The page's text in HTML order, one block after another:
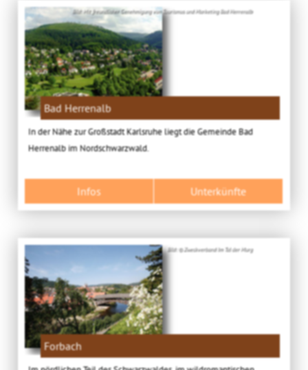
Bild: Mit freundlicher Genehmigung von Tourismus und Marketing Bad Herrenalb
Bad Herrenalb
In der Nähe zur Großstadt Karlsruhe liegt die Gemeinde Bad
Herrenalb im Nordschwarzwald.
Infos Unterkünfte
Bild: © Zweckverband Im Tal der Murg
Forbach